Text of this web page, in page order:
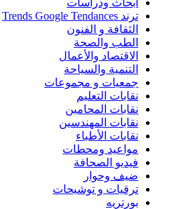
أبحاث ودراسات
ترند Trends Google Tendances
الثقافة و الفنون
الطب والصحة
الاقتصاد والأعمال
التنمية والسياحة
جمعيات و مجموعات
نقابات التعليم
نقابات المحامين
نقابات المهندسين
نقابات الأطباء
مواعيد ومحطات
فيديو الصحافة
ضيف وحوار
ترقيات و توشيحات
بورتريه